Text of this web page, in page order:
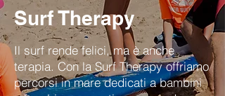
Surf Therapy
Il surf rende felici, ma è anche
terapia. Con la Surf Therapy offriamo
percorsi in mare dedicati a bambini